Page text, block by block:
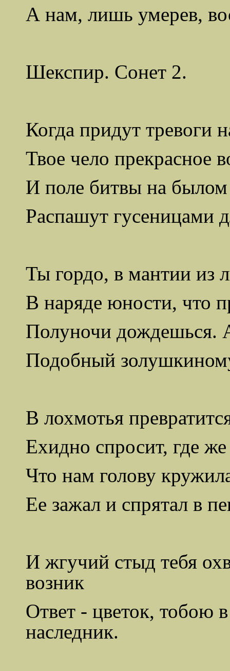
А нам, лишь умерев,
Шекспир. Сонет 2.
Когда придут тревоги
Твое чело прекрасное
И поле битвы на былом
Распашут гусеницами
Ты гордо, в мантии из
В наряде юности, что
Полуночи дождешься.
Подобный
В лохмотья
Ехидно спросит, где
Что нам голову
Ее зажал и спрятал в
И жгучий стыд тебя
возник
Ответ - цветок, тобою
наследник.